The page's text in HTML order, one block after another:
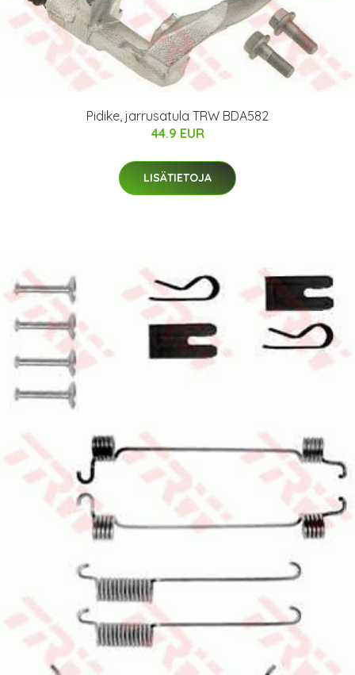
Pidike, jarrusatula TRW BDA582
44.9 EUR
LISÄTIETOJA